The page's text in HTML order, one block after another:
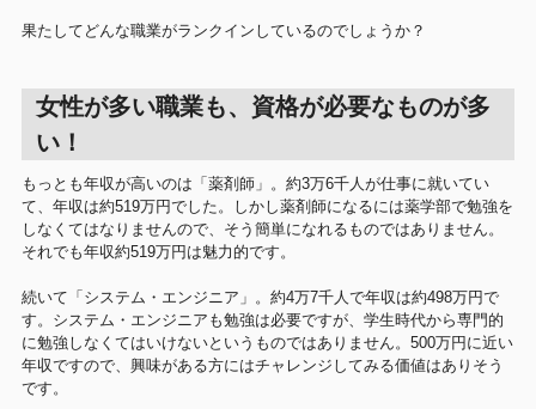
果たしてどんな職業がランクインしているのでしょうか？
女性が多い職業も、資格が必要なものが多
い！
もっとも年収が高いのは「薬剤師」。約3万6千人が仕事に就いてい
て、年収は約519万円でした。しかし薬剤師になるには薬学部で勉強を
しなくてはなりませんので、そう簡単になれるものではありません。
それでも年収約519万円は魅力的です。
続いて「システム・エンジニア」。約4万7千人で年収は約498万円で
す。システム・エンジニアも勉強は必要ですが、学生時代から専門的
に勉強しなくてはいけないというものではありません。500万円に近い
年収ですので、興味がある方にはチャレンジしてみる価値はありそう
です。